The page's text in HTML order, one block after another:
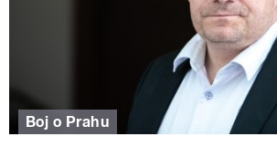
Boj o Prahu